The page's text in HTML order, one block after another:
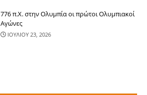
776 π.Χ. στην Ολυμπία οι πρώτοι Ολυμπιακοί
Αγώνες
ΙΟΥΛΙΟΥ 23, 2026